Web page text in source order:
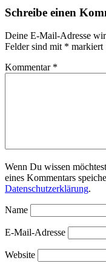
Schreibe einen
Deine E-Mail-Adresse
Felder sind mit * markiert
Kommentar *
Wenn Du wissen
eines Kommentars
Datenschutzerklärung.
Name
E-Mail-Adresse
Website